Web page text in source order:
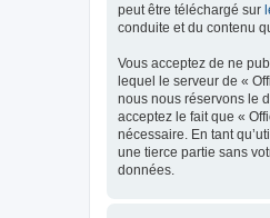
peut être téléchargé sur
conduite et du contenu
Vous acceptez de ne
lequel le serveur de «
nous nous réservons le
acceptez le fait que «
nécessaire. En tant
une tierce partie sans
données.